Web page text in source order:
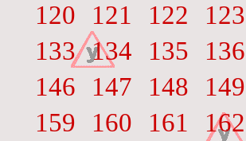
120
121 122 123
133 134 135 136
146
147 148 149
159
160 161 162